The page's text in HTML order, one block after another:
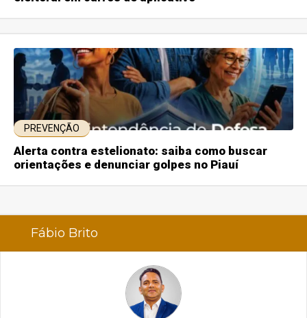
PREVENÇÃO
Alerta contra estelionato: saiba como buscar
orientações e denunciar golpes no Piauí
Fábio Brito